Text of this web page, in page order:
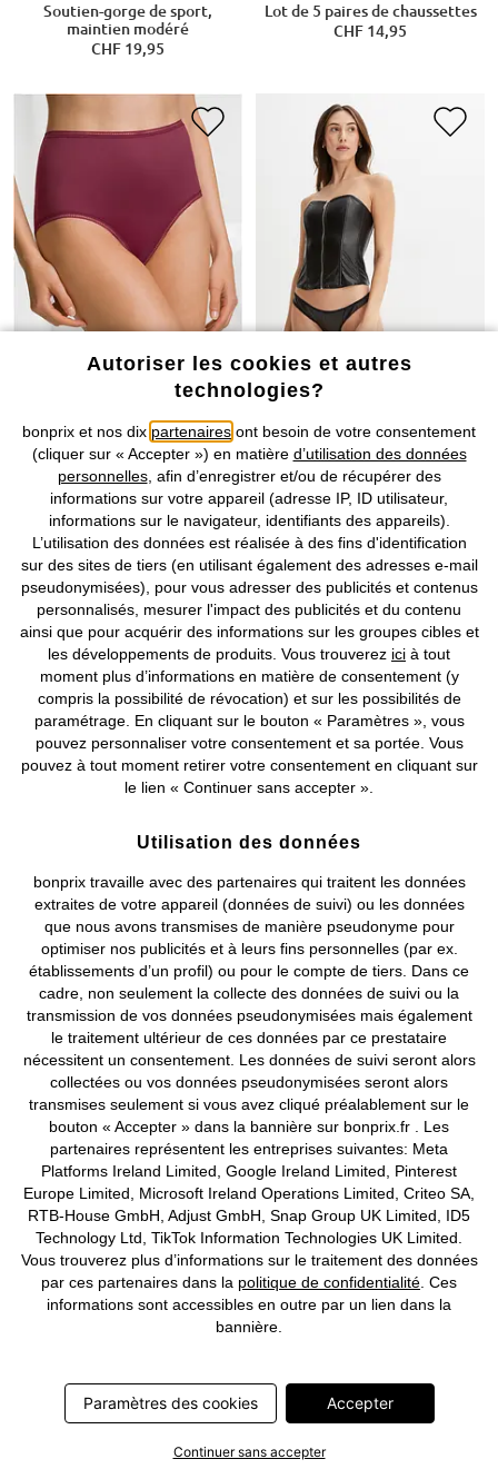
Soutien-gorge de sport,
maintien modéré
CHF 19,95
Lot de 5 paires de chaussettes
CHF 14,95
Lot de 3 slips taille haute en
microfibre
CHF 20,95
MEILLEURES VENTES
Guêpière + string enduits (ens.
2 pces)
CHF 40,95
Peignoir en polaire
CHF 35,95
Lot de 4 boxers femme
CHF 21,95
Autoriser les cookies et autres
technologies?
bonprix et nos dix partenaires ont besoin de votre consentement
(cliquer sur « Accepter ») en matière d’utilisation des données
personnelles, afin d’enregistrer et/ou de récupérer des
informations sur votre appareil (adresse IP, ID utilisateur,
informations sur le navigateur, identifiants des appareils).
L’utilisation des données est réalisée à des fins d'identification
sur des sites de tiers (en utilisant également des adresses e-mail
pseudonymisées), pour vous adresser des publicités et contenus
personnalisés, mesurer l'impact des publicités et du contenu
ainsi que pour acquérir des informations sur les groupes cibles et
les développements de produits. Vous trouverez ici à tout
moment plus d’informations en matière de consentement (y
compris la possibilité de révocation) et sur les possibilités de
paramétrage. En cliquant sur le bouton « Paramètres », vous
pouvez personnaliser votre consentement et sa portée. Vous
pouvez à tout moment retirer votre consentement en cliquant sur
le lien « Continuer sans accepter ».
Utilisation des données
bonprix travaille avec des partenaires qui traitent les données
extraites de votre appareil (données de suivi) ou les données
que nous avons transmises de manière pseudonyme pour
optimiser nos publicités et à leurs fins personnelles (par ex.
établissements d’un profil) ou pour le compte de tiers. Dans ce
cadre, non seulement la collecte des données de suivi ou la
transmission de vos données pseudonymisées mais également
le traitement ultérieur de ces données par ce prestataire
nécessitent un consentement. Les données de suivi seront alors
collectées ou vos données pseudonymisées seront alors
transmises seulement si vous avez cliqué préalablement sur le
bouton « Accepter » dans la bannière sur bonprix.fr . Les
partenaires représentent les entreprises suivantes: Meta
Platforms Ireland Limited, Google Ireland Limited, Pinterest
Europe Limited, Microsoft Ireland Operations Limited, Criteo SA,
RTB-House GmbH, Adjust GmbH, Snap Group UK Limited, ID5
Technology Ltd, TikTok Information Technologies UK Limited.
Vous trouverez plus d’informations sur le traitement des données
par ces partenaires dans la politique de confidentialité . Ces
informations sont accessibles en outre par un lien dans la
bannière.
Paramètres des cookies Accepter
Continuer sans accepter